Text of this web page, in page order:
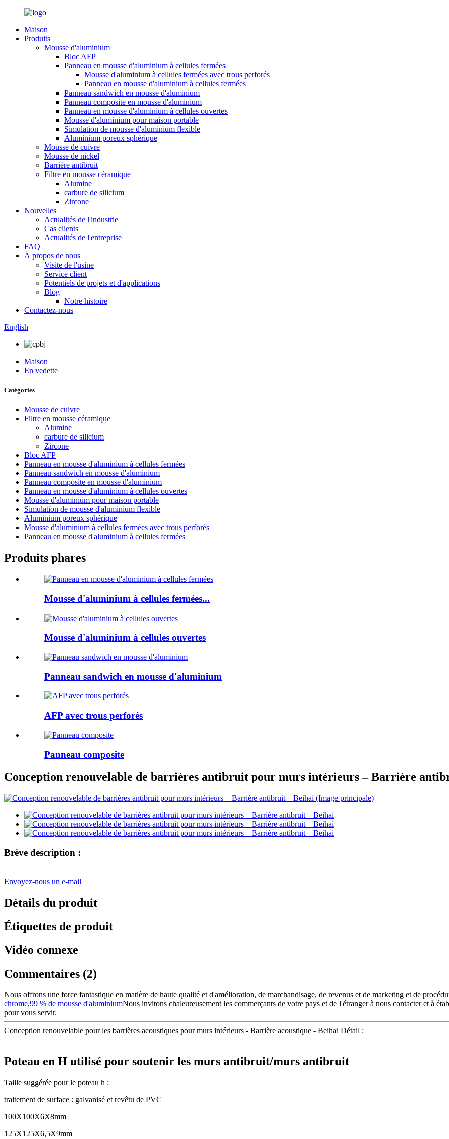
Maison
Produits
Mousse d'aluminium
Bloc AFP
Panneau en mousse d'aluminium à cellules fermées
Mousse d'aluminium à cellules fermées avec trous perforés
Panneau en mousse d'aluminium à cellules fermées
Panneau sandwich en mousse d'aluminium
Panneau composite en mousse d'aluminium
Panneau en mousse d'aluminium à cellules ouvertes
Mousse d'aluminium pour maison portable
Simulation de mousse d'aluminium flexible
Aluminium poreux sphérique
Mousse de cuivre
Mousse de nickel
Barrière antibruit
Filtre en mousse céramique
Alumine
carbure de silicium
Zircone
Nouvelles
Actualités de l'industrie
Cas clients
Actualités de l'entreprise
FAQ
À propos de nous
Visite de l'usine
Service client
Potentiels de projets et d'applications
Blog
Notre histoire
Contactez-nous
English
Maison
En vedette
Catégories
Mousse de cuivre
Filtre en mousse céramique
Alumine
carbure de silicium
Zircone
Bloc AFP
Panneau en mousse d'aluminium à cellules fermées
Panneau sandwich en mousse d'aluminium
Panneau composite en mousse d'aluminium
Panneau en mousse d'aluminium à cellules ouvertes
Mousse d'aluminium pour maison portable
Simulation de mousse d'aluminium flexible
Aluminium poreux sphérique
Mousse d'aluminium à cellules fermées avec trous perforés
Panneau en mousse d'aluminium à cellules fermées
Produits phares
Mousse d'aluminium à cellules fermées...
Mousse d'aluminium à cellules ouvertes
Panneau sandwich en mousse d'aluminium
AFP avec trous perforés
Panneau composite
Conception renouvelable de barrières antibruit pour murs intérieurs – Barrière
Brève description :
Envoyez-nous un e-mail
Détails du produit
Étiquettes de produit
Vidéo connexe
Commentaires (2)
Nous offrons une force fantastique en matière de haute qualité et d'amélioration, de marchandisage, de revenus et de marketing et de
chrome,99 % de mousse d'aluminiumNous invitons chaleureusement les commerçants de votre pays et de l'étranger à nous contacter et à
pour vous servir.
Conception renouvelable pour les barrières acoustiques pour murs intérieurs - Barrière acoustique - Beihai Détail :
Poteau en H utilisé pour soutenir les murs antibruit/murs antibruit
Taille suggérée pour le poteau h :
traitement de surface : galvanisé et revêtu de PVC
100X100X6X8mm
125X125X6,5X9mm